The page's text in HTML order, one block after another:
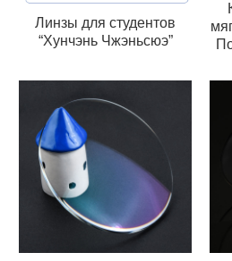
Линзы для студентов
“Хунчэнь Чжэньсюэ”